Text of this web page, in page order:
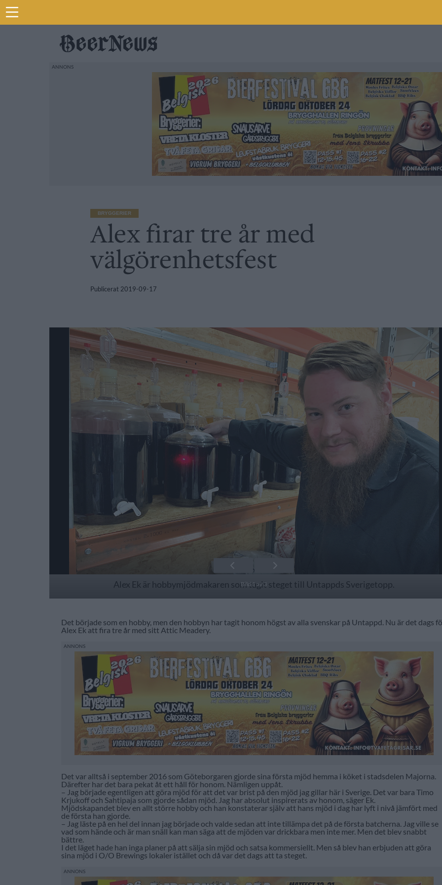
BRYGGERIER
Alex firar tre år med
välgörenhetsfest
Publicerat 2019-09-17
Bild 1 av 3
Alex Ek är hobbymjödmakaren som tagit steget till Untappds Sverigetopp.
Det började som en hobby, men den hobbyn har tagit honom högst av alla svenskar på Untappd. Nu är det dags
Alex Ek att fira tre år med sitt Attic Meadery.
Det var alltså i september 2016 som Göteborgaren gjorde sina första mjöd hemma i köket i stadsdelen Majorna.
Därefter har det bara pekat åt ett håll för honom. Nämligen uppåt.
– Jag började egentligen att göra mjöd för att det var brist på den mjöd jag gillar här i Sverige. Det var bara Timo
Krjukoff och Sahtipaja som gjorde sådan mjöd. Jag har absolut inspirerats av honom, säger Ek.
Mjödskapandet blev en allt större hobby och han konstaterar själv att hans mjöd i dag har lyft i nivå jämfört med
de första han gjorde.
– Jag läste på en hel del innan jag började och valde sedan att inte tillämpa det på de första batcherna. Jag ville se
vad som hände och är man snäll kan man säga att de mjöden var drickbara men inte mer. Men det blev snabbt
bättre.
I det läget hade han inga planer på att sälja sin mjöd och satsa kommersiellt. Men så blev han erbjuden att göra
sina mjöd i O/O Brewings lokaler istället och då var det dags att ta steget.